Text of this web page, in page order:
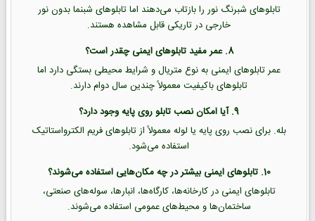
تابلوهای شبرنگ نور را بازتاب می‌دهند اما تابلوهای شبنما بدون نور
خارجی در تاریکی قابل مشاهده هستند.
8. عمر مفید تابلوهای ایمنی چقدر است؟
عمر تابلوهای ایمنی به نوع متریال و شرایط محیطی بستگی دارد اما
تابلوهای باکیفیت معمولاً چندین سال دوام دارند.
9. آیا امکان نصب تابلو روی پایه وجود دارد؟
بله. برای نصب روی پایه یا لوله معمولاً از تابلوهای فریم الکترواستاتیک
استفاده می‌شود.
10. تابلوهای ایمنی بیشتر در چه مکان‌هایی استفاده می‌شوند؟
تابلوهای ایمنی در کارخانه‌ها، کارگاه‌ها، انبارها، سوله‌های صنعتی،
ساختمان‌ها و محیط‌های عمومی استفاده می‌شوند.